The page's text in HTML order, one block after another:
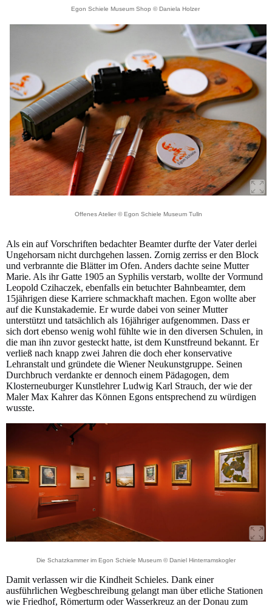
Egon Schiele Museum Shop © Daniela Holzer
Offenes Atelier © Egon Schiele Museum Tulln
Als ein auf Vorschriften bedachter Beamter durfte der Vater derlei
Ungehorsam nicht durchgehen lassen. Zornig zerriss er den Block
und verbrannte die Blätter im Ofen. Anders dachte seine Mutter
Marie. Als ihr Gatte 1905 an Syphilis verstarb, wollte der Vormund
Leopold Czihaczek, ebenfalls ein betuchter Bahnbeamter, dem
15jährigen diese Karriere schmackhaft machen. Egon wollte aber
auf die Kunstakademie. Er wurde dabei von seiner Mutter
unterstützt und tatsächlich als 16jähriger aufgenommen. Dass er
sich dort ebenso wenig wohl fühlte wie in den diversen Schulen, in
die man ihn zuvor gesteckt hatte, ist dem Kunstfreund bekannt. Er
verließ nach knapp zwei Jahren die doch eher konservative
Lehranstalt und gründete die Wiener Neukunstgruppe. Seinen
Durchbruch verdankte er dennoch einem Pädagogen, dem
Klosterneuburger Kunstlehrer Ludwig Karl Strauch, der wie der
Maler Max Kahrer das Können Egons entsprechend zu würdigen
wusste.
Die Schatzkammer im Egon Schiele Museum © Daniel Hinterramskogler
Damit verlassen wir die Kindheit Schieles. Dank einer
ausführlichen Wegbeschreibung gelangt man über etliche Stationen
wie Friedhof, Römerturm oder Wasserkreuz an der Donau zum